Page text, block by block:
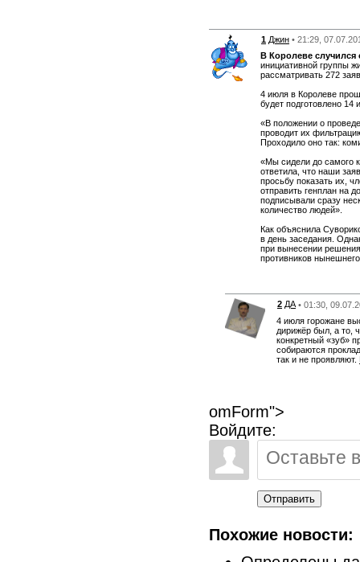
1 Джин • 21:29,
В Королеве случился
инициативной группы
рассматривать 272
4 июля в Королеве
будет подготовлено 14
«В положении о
проводит их
Проходило оно так:
«Мы сидели до самого
ответила, что наши
просьбу показать их,
отправить генплан на
подписывали сразу
количество людей».
Как объяснила
в день заседания.
при вынесении
противников
2 ДА • 01:30,
4 июля горожане
дирижёр был, а то,
конкретный «зуб»
собираются
так и не проявляют.
omForm">
Войдите:
Отправить
Похожие новости: